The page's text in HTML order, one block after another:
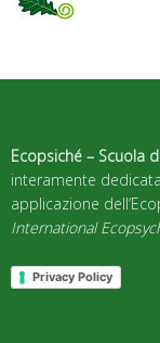
Ecopsiché – Scuola
interamente
applicazione
International
Privacy Policy